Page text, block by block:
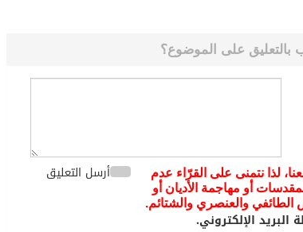
على الموضوع؟
لذا نتمنى على القرّاء عدم
أو مهاجمة الأديان أو
الطائفي والعنصري والشتائم.
أرسل التعليق
البريد الإلكتروني.